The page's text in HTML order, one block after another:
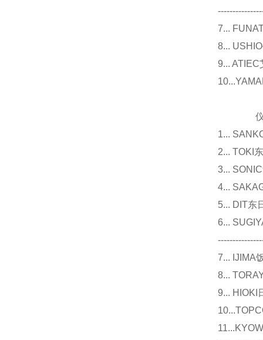
7...
8...
9...
仪器
1...
2... TOKI
3...
4...
5... DIT东
6...
7... IJIMA
8...
9... HIOKI